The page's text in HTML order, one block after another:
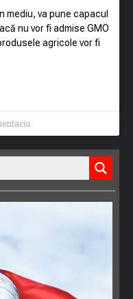
mediu, va pune capacul
nu vor fi admise GMO
agricole vor fi